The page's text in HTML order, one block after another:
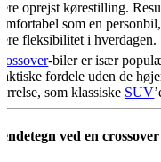
oprejst kørestilling.
som en
fleksibilitet i hverdagen.
-biler er især
fordele uden de
som klassiske SUV
ved en crossover